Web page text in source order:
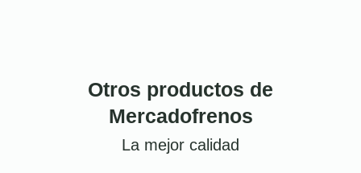
Otros productos de
Mercadofrenos
La mejor calidad